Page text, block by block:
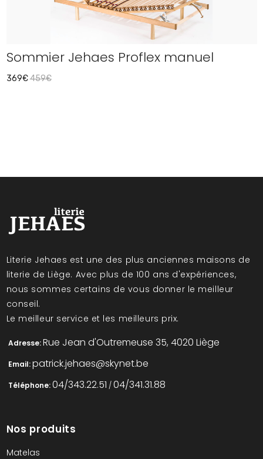
Sommier Jehaes Proflex manuel
369€459€
Literie Jehaes est une des plus anciennes maisons de
literie de Liège. Avec plus de 100 ans d'expériences,
nous sommes certains de vous donner le meilleur
conseil.
Le meilleur service et les meilleurs prix.
Adresse: Rue Jean d'Outremeuse 35, 4020 Liège
Email: patrick.jehaes@skynet.be
Téléphone: 04/343.22.51 /04/341.31.88
Nos produits
Matelas